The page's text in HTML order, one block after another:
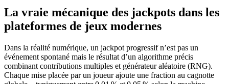
La vraie mécanique des jackpots dans les
plateformes de jeux modernes
Dans la réalité numérique, un jackpot progressif n’est pas un
événement spontané mais le résultat d’un algorithme précis
combinant contributions multiples et générateur aléatoire (RNG).
Chaque mise placée par un joueur ajoute une fraction au cagnotte